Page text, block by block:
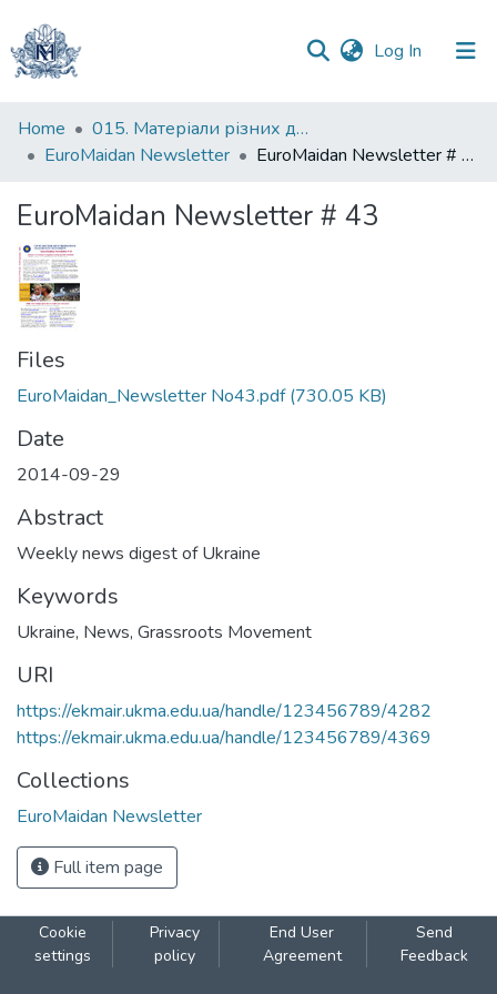
Log In (current)
Communities
&
All of DSpace
Statistics
Home
015. Матеріали різних дослідників та організацій
EuroMaidan Newsletter
EuroMaidan Newsletter # 43
EuroMaidan Newsletter # 43
Files
EuroMaidan_Newsletter No43.pdf(730.05 KB)
Date
2014-09-29
Abstract
Weekly news digest of Ukraine
Keywords
Ukraine, News, Grassroots Movement
URI
https://ekmair.ukma.edu.ua/handle/123456789/4282
https://ekmair.ukma.edu.ua/handle/123456789/4369
Collections
EuroMaidan Newsletter
Full item page
Cookie
settings
Privacy
policy
End User
Agreement
Send
Feedback